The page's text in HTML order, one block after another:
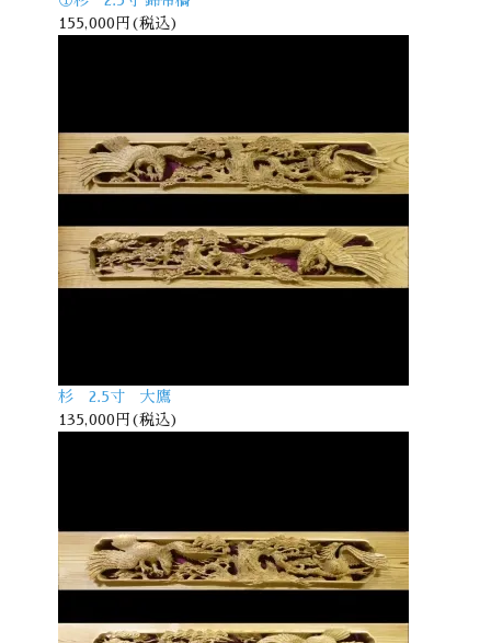
155,000円(税込)
杉 2.5寸 大鷹
135,000円(税込)